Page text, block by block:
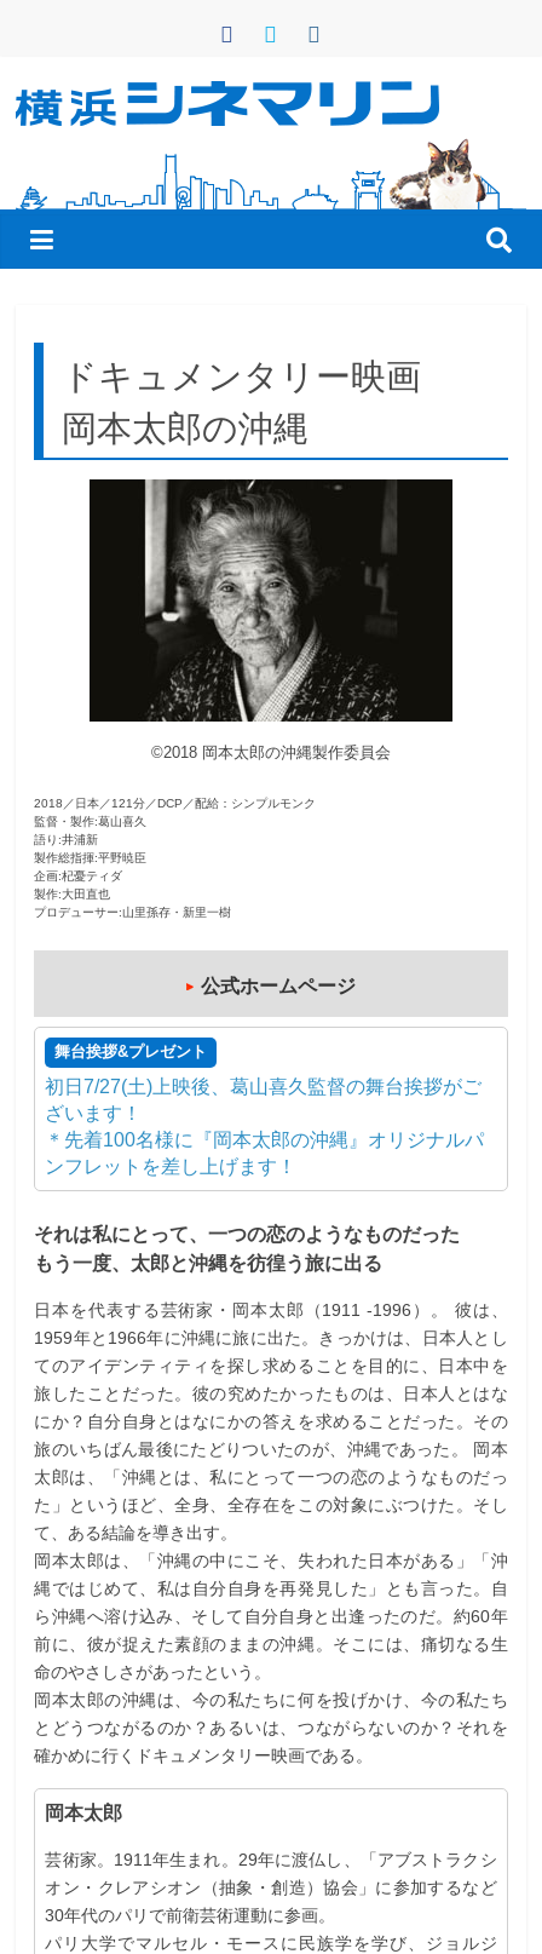
ン
横
浜
シ
ネ
マ
リ
街
で
ドキュメンタリー映画
岡本太郎の沖縄
©2018 岡本太郎の沖縄製作委員会
2018／日本／121分／DCP／配給：シンプルモンク
監督・製作:葛山喜久
語り:井浦新
製作総指揮:平野暁臣
企画:杞憂ティダ
製作:大田直也
プロデューサー:山里孫存・新里一樹
公式ホームページ
舞台挨拶&プレゼント
初日7/27(土)上映後、葛山喜久監督の舞台挨拶がご
ざいます！
＊先着100名様に『岡本太郎の沖縄』オリジナルパ
ンフレットを差し上げます！
それは私にとって、一つの恋のようなものだった
もう一度、太郎と沖縄を彷徨う旅に出る
日本を代表する芸術家・岡本太郎（1911 -1996）。 彼は、
1959年と1966年に沖縄に旅に出た。きっかけは、日本人とし
てのアイデンティティを探し求めることを目的に、日本中を
旅したことだった。彼の究めたかったものは、日本人とはな
にか？自分自身とはなにかの答えを求めることだった。その
旅のいちばん最後にたどりついたのが、沖縄であった。 岡本
太郎は、「沖縄とは、私にとって一つの恋のようなものだっ
た」というほど、全身、全存在をこの対象にぶつけた。そし
て、ある結論を導き出す。
岡本太郎は、「沖縄の中にこそ、失われた日本がある」「沖
縄ではじめて、私は自分自身を再発見した」とも言った。自
ら沖縄へ溶け込み、そして自分自身と出逢ったのだ。約60年
前に、彼が捉えた素顔のままの沖縄。そこには、痛切なる生
命のやさしさがあったという。
岡本太郎の沖縄は、今の私たちに何を投げかけ、今の私たち
とどうつながるのか？あるいは、つながらないのか？それを
確かめに行くドキュメンタリー映画である。
岡本太郎
芸術家。1911年生まれ。29年に渡仏し、「アブストラクシ
オン・クレアシオン（抽象・創造）協会」に参加するなど
30年代のパリで前衛芸術運動に参画。
パリ大学でマルセル・モースに民族学を学び、ジョルジ